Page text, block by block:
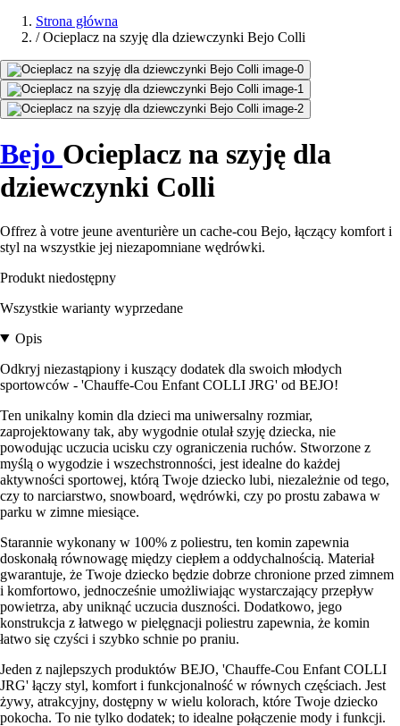
Strona główna
/ Ocieplacz na szyję dla dziewczynki Bejo Colli
Bejo Ocieplacz na szyję dla
dziewczynki Colli
Offrez à votre jeune aventurière un cache-cou Bejo, łączący komfort i
styl na wszystkie jej niezapomniane wędrówki.
Produkt niedostępny
Wszystkie warianty wyprzedane
Opis
Odkryj niezastąpiony i kuszący dodatek dla swoich młodych
sportowców - 'Chauffe-Cou Enfant COLLI JRG' od BEJO!
Ten unikalny komin dla dzieci ma uniwersalny rozmiar,
zaprojektowany tak, aby wygodnie otulał szyję dziecka, nie
powodując uczucia ucisku czy ograniczenia ruchów. Stworzone z
myślą o wygodzie i wszechstronności, jest idealne do każdej
aktywności sportowej, którą Twoje dziecko lubi, niezależnie od tego,
czy to narciarstwo, snowboard, wędrówki, czy po prostu zabawa w
parku w zimne miesiące.
Starannie wykonany w 100% z poliestru, ten komin zapewnia
doskonałą równowagę między ciepłem a oddychalnością. Materiał
gwarantuje, że Twoje dziecko będzie dobrze chronione przed zimnem
i komfortowo, jednocześnie umożliwiając wystarczający przepływ
powietrza, aby uniknąć uczucia duszności. Dodatkowo, jego
konstrukcja z łatwego w pielęgnacji poliestru zapewnia, że komin
łatwo się czyści i szybko schnie po praniu.
Jeden z najlepszych produktów BEJO, 'Chauffe-Cou Enfant COLLI
JRG' łączy styl, komfort i funkcjonalność w równych częściach. Jest
żywy, atrakcyjny, dostępny w wielu kolorach, które Twoje dziecko
pokocha. To nie tylko dodatek; to idealne połączenie mody i funkcji.